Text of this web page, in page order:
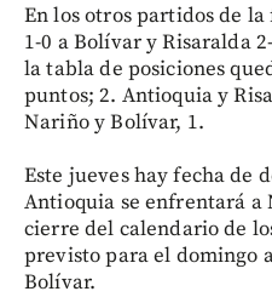
En los otros partidos de
1-0 a Bolívar y Risaralda
la tabla de posiciones
puntos; 2. Antioquia y
Nariño y Bolívar, 1.
Este jueves hay fecha de
Antioquia se enfrentará a
cierre del calendario de
previsto para el domingo
Bolívar.